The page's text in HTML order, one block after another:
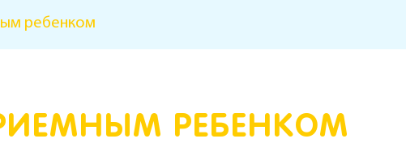
ребенком
РЕБЕНКОМ